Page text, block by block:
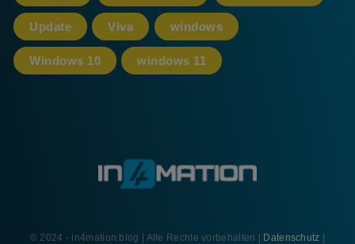
Update Viva windows
Windows 10 windows 11
© 2024 - in4mation.blog | Alle Rechte vorbehalten | Datenschutz